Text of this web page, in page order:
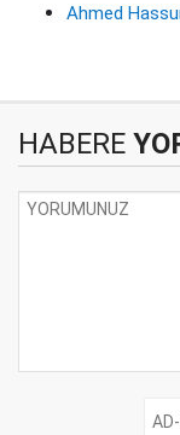
Ahmed
HABERE